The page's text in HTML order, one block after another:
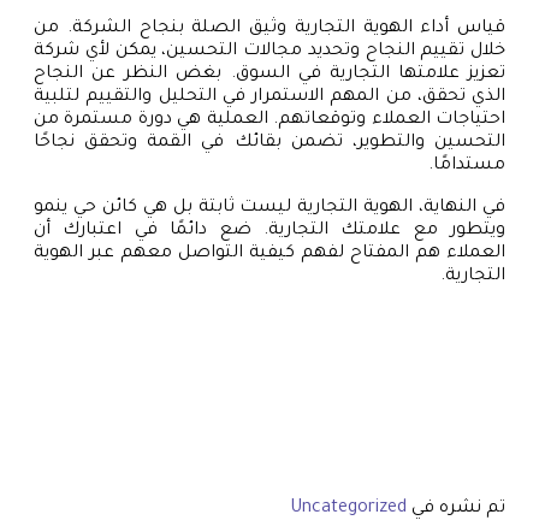
قياس أداء الهوية التجارية وثيق الصلة بنجاح الشركة. من
خلال تقييم النجاح وتحديد مجالات التحسين، يمكن لأي شركة
تعزيز علامتها التجارية في السوق. بغض النظر عن النجاح
الذي تحقق، من المهم الاستمرار في التحليل والتقييم لتلبية
احتياجات العملاء وتوقعاتهم. العملية هي دورة مستمرة من
التحسين والتطوير، تضمن بقائك في القمة وتحقق نجاحًا
مستدامًا.
في النهاية، الهوية التجارية ليست ثابتة بل هي كائن حي ينمو
ويتطور مع علامتك التجارية. ضع دائمًا في اعتبارك أن
العملاء هم المفتاح لفهم كيفية التواصل معهم عبر الهوية
التجارية.
تم نشره في Uncategorized